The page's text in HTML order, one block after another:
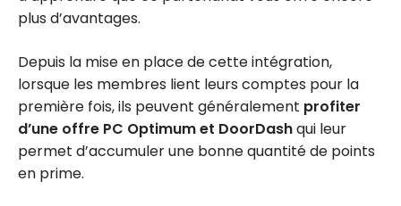
plus d’avantages.
Depuis la mise en place de cette intégration,
lorsque les membres lient leurs comptes pour la
première fois, ils peuvent généralement profiter
d’une offre PC Optimum et DoorDashqui leur
permet d’accumuler une bonne quantité de points
en prime.